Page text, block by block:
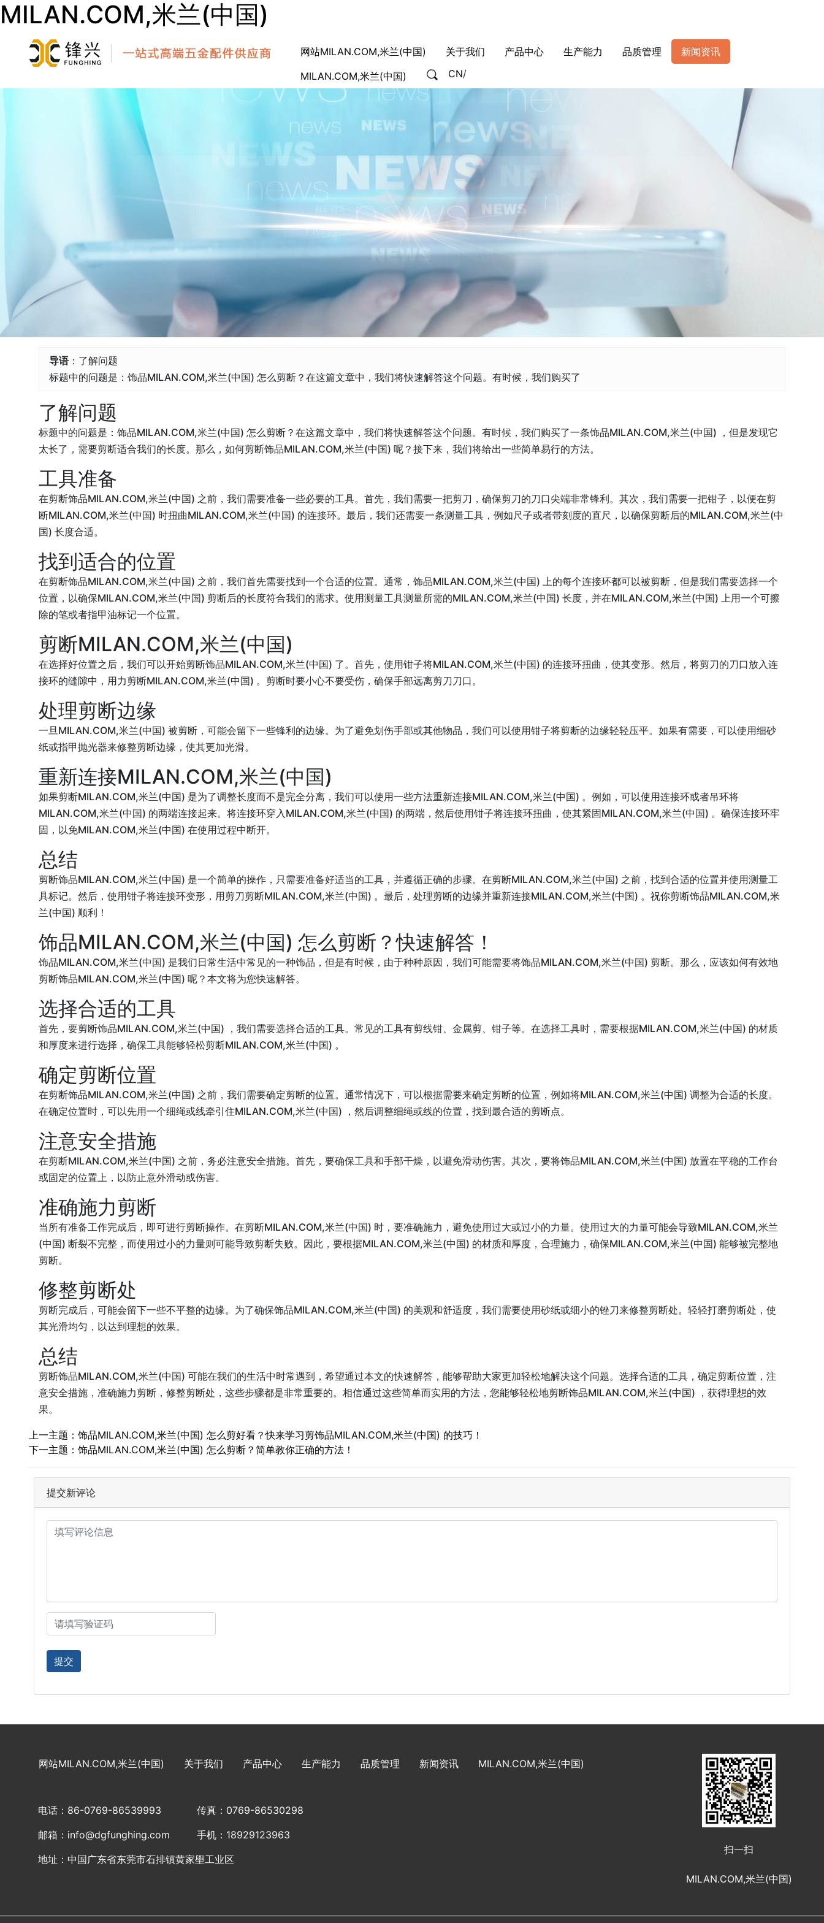
MILAN.COM,米兰(中国)
网站MILAN.COM,米兰(中国) 关于我们 产品中心 生产能力 品质管理
新闻资讯
MILAN.COM,米兰(中国)
CN/
导语：了解问题
标题中的问题是：饰品MILAN.COM,米兰(中国) 怎么剪断？在这篇文章中，我们将快速解答这个问题。有时候，我们购买了
了解问题
标题中的问题是：饰品MILAN.COM,米兰(中国) 怎么剪断？在这篇文章中，我们将快速解答这个问题。有时候，我们购买了一条饰品MILAN.COM,米兰(中国) ，但是发现它
太长了，需要剪断适合我们的长度。那么，如何剪断饰品MILAN.COM,米兰(中国) 呢？接下来，我们将给出一些简单易行的方法。
工具准备
在剪断饰品MILAN.COM,米兰(中国) 之前，我们需要准备一些必要的工具。首先，我们需要一把剪刀，确保剪刀的刀口尖端非常锋利。其次，我们需要一把钳子，以便在剪
断MILAN.COM,米兰(中国) 时扭曲MILAN.COM,米兰(中国) 的连接环。最后，我们还需要一条测量工具，例如尺子或者带刻度的直尺，以确保剪断后的MILAN.COM,米兰(中
国) 长度合适。
找到适合的位置
在剪断饰品MILAN.COM,米兰(中国) 之前，我们首先需要找到一个合适的位置。通常，饰品MILAN.COM,米兰(中国) 上的每个连接环都可以被剪断，但是我们需要选择一个
位置，以确保MILAN.COM,米兰(中国) 剪断后的长度符合我们的需求。使用测量工具测量所需的MILAN.COM,米兰(中国) 长度，并在MILAN.COM,米兰(中国) 上用一个可擦
除的笔或者指甲油标记一个位置。
剪断MILAN.COM,米兰(中国)
在选择好位置之后，我们可以开始剪断饰品MILAN.COM,米兰(中国) 了。首先，使用钳子将MILAN.COM,米兰(中国) 的连接环扭曲，使其变形。然后，将剪刀的刀口放入连
接环的缝隙中，用力剪断MILAN.COM,米兰(中国) 。剪断时要小心不要受伤，确保手部远离剪刀刀口。
处理剪断边缘
一旦MILAN.COM,米兰(中国) 被剪断，可能会留下一些锋利的边缘。为了避免划伤手部或其他物品，我们可以使用钳子将剪断的边缘轻轻压平。如果有需要，可以使用细砂
纸或指甲抛光器来修整剪断边缘，使其更加光滑。
重新连接MILAN.COM,米兰(中国)
如果剪断MILAN.COM,米兰(中国) 是为了调整长度而不是完全分离，我们可以使用一些方法重新连接MILAN.COM,米兰(中国) 。例如，可以使用连接环或者吊环将
MILAN.COM,米兰(中国) 的两端连接起来。将连接环穿入MILAN.COM,米兰(中国) 的两端，然后使用钳子将连接环扭曲，使其紧固MILAN.COM,米兰(中国) 。确保连接环牢
固，以免MILAN.COM,米兰(中国) 在使用过程中断开。
总结
剪断饰品MILAN.COM,米兰(中国) 是一个简单的操作，只需要准备好适当的工具，并遵循正确的步骤。在剪断MILAN.COM,米兰(中国) 之前，找到合适的位置并使用测量工
具标记。然后，使用钳子将连接环变形，用剪刀剪断MILAN.COM,米兰(中国) 。最后，处理剪断的边缘并重新连接MILAN.COM,米兰(中国) 。祝你剪断饰品MILAN.COM,米
兰(中国) 顺利！
饰品MILAN.COM,米兰(中国) 怎么剪断？快速解答！
饰品MILAN.COM,米兰(中国) 是我们日常生活中常见的一种饰品，但是有时候，由于种种原因，我们可能需要将饰品MILAN.COM,米兰(中国) 剪断。那么，应该如何有效地
剪断饰品MILAN.COM,米兰(中国) 呢？本文将为您快速解答。
选择合适的工具
首先，要剪断饰品MILAN.COM,米兰(中国) ，我们需要选择合适的工具。常见的工具有剪线钳、金属剪、钳子等。在选择工具时，需要根据MILAN.COM,米兰(中国) 的材质
和厚度来进行选择，确保工具能够轻松剪断MILAN.COM,米兰(中国) 。
确定剪断位置
在剪断饰品MILAN.COM,米兰(中国) 之前，我们需要确定剪断的位置。通常情况下，可以根据需要来确定剪断的位置，例如将MILAN.COM,米兰(中国) 调整为合适的长度。
在确定位置时，可以先用一个细绳或线牵引住MILAN.COM,米兰(中国) ，然后调整细绳或线的位置，找到最合适的剪断点。
注意安全措施
在剪断MILAN.COM,米兰(中国) 之前，务必注意安全措施。首先，要确保工具和手部干燥，以避免滑动伤害。其次，要将饰品MILAN.COM,米兰(中国) 放置在平稳的工作台
或固定的位置上，以防止意外滑动或伤害。
准确施力剪断
当所有准备工作完成后，即可进行剪断操作。在剪断MILAN.COM,米兰(中国) 时，要准确施力，避免使用过大或过小的力量。使用过大的力量可能会导致MILAN.COM,米兰
(中国) 断裂不完整，而使用过小的力量则可能导致剪断失败。因此，要根据MILAN.COM,米兰(中国) 的材质和厚度，合理施力，确保MILAN.COM,米兰(中国) 能够被完整地
剪断。
修整剪断处
剪断完成后，可能会留下一些不平整的边缘。为了确保饰品MILAN.COM,米兰(中国) 的美观和舒适度，我们需要使用砂纸或细小的锉刀来修整剪断处。轻轻打磨剪断处，使
其光滑均匀，以达到理想的效果。
总结
剪断饰品MILAN.COM,米兰(中国) 可能在我们的生活中时常遇到，希望通过本文的快速解答，能够帮助大家更加轻松地解决这个问题。选择合适的工具，确定剪断位置，注
意安全措施，准确施力剪断，修整剪断处，这些步骤都是非常重要的。相信通过这些简单而实用的方法，您能够轻松地剪断饰品MILAN.COM,米兰(中国) ，获得理想的效
果。
上一主题：饰品MILAN.COM,米兰(中国) 怎么剪好看？快来学习剪饰品MILAN.COM,米兰(中国) 的技巧！
下一主题：饰品MILAN.COM,米兰(中国) 怎么剪断？简单教你正确的方法！
提交新评论
网站MILAN.COM,米兰(中国) 关于我们 产品中心 生产能力 品质管理 新闻资讯 MILAN.COM,米兰(中国)
电话：86-0769-86539993
传真：0769-86530298
邮箱：info@dgfunghing.com
手机：18929123963
地址：中国广东省东莞市石排镇黄家壆工业区
扫一扫
MILAN.COM,米兰(中国)